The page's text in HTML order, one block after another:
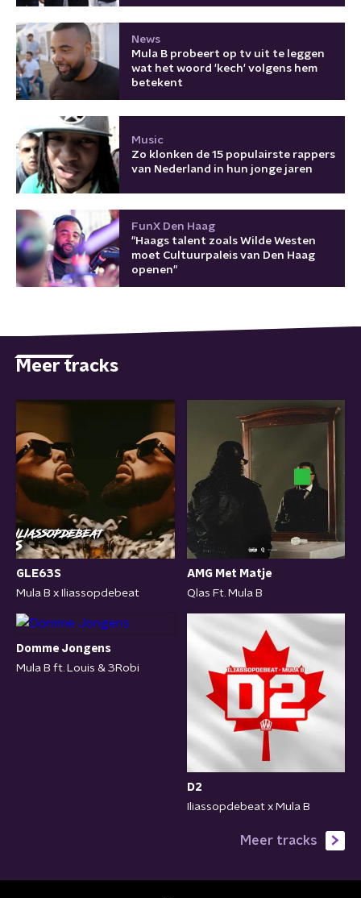
News
Mula B probeert op tv uit te leggen
wat het woord 'kech' volgens hem
betekent
Music
Zo klonken de 15 populairste rappers
van Nederland in hun jonge jaren
FunX Den Haag
"Haags talent zoals Wilde Westen
moet Cultuurpaleis van Den Haag
openen"
Meer tracks
GLE63S
Mula B x Iliassopdebeat
AMG Met Matje
Qlas Ft. Mula B
Domme Jongens
Mula B ft. Louis & 3Robi
D2
Iliassopdebeat x Mula B
Meer tracks